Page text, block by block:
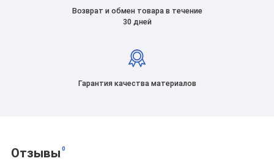
Возврат и обмен товара в течение
30 дней
Гарантия качества материалов
Отзывы 0